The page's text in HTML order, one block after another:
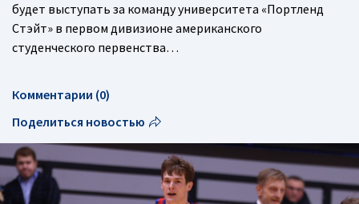
будет выступать за команду университета «Портленд
Стэйт» в первом дивизионе американского
студенческого первенства…
Комментарии (0)
Поделиться новостью